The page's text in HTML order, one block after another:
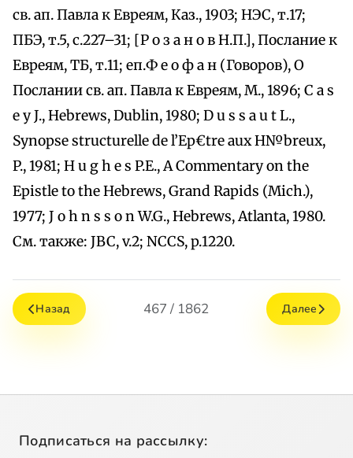
св. ап. Павла к Евреям, Каз., 1903; НЭС, т.17;
ПБЭ, т.5, с.227–31; [Р о з а н о в Н.П.], Послание к
Евреям, ТБ, т.11; еп.Ф е о ф а н (Говоров), О
Послании св. ап. Павла к Евреям, М., 1896; C a s
e y J., Hebrews, Dublin, 1980; D u s s a u t L.,
Synopse structurelle de l’Ep€tre aux H№breux,
P., 1981; H u g h e s P.E., A Commentary on the
Epistle to the Hebrews, Grand Rapids (Mich.),
1977; J o h n s s o n W.G., Hebrews, Atlanta, 1980.
См. также: JBC, v.2; NCCS, p.1220.
Назад 467 / 1862 Далее
Подписаться на рассылку: